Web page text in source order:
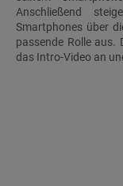
Anschließend
Smartphones über
passende Rolle aus.
das Intro-Video an